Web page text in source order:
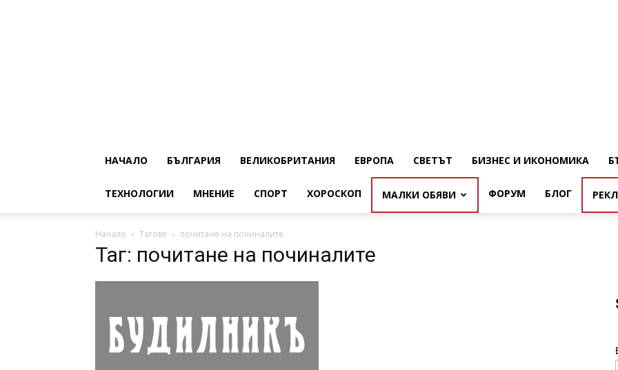
НАЧАЛО БЪЛГАРИЯ ВЕЛИКОБРИТАНИЯ ЕВРОПА СВЕТЪТ БИЗНЕС И ИКОНОМИКА
ТЕХНОЛОГИИ МНЕНИЕ СПОРТ ХОРОСКОП МАЛКИ ОБЯВИ ФОРУМ БЛОГ
Начало Тагове почитане на починалите
Таг: почитане на починалите